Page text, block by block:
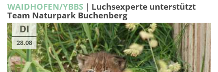
WAIDHOFEN/YBBS | Luchsexperte unterstützt
Team Naturpark Buchenberg
DI
28.08